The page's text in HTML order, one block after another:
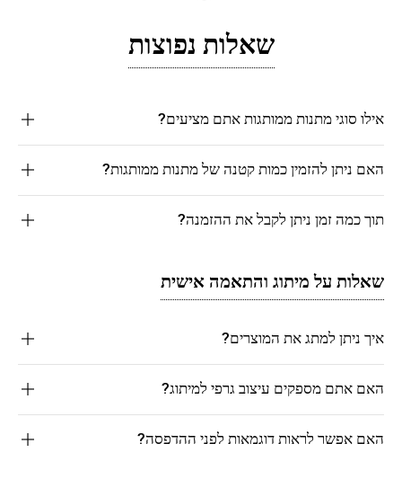
שאלות נפוצות
אילו סוגי מתנות ממותגות אתם מציעים?
האם ניתן להזמין כמות קטנה של מתנות ממותגות?
תוך כמה זמן ניתן לקבל את ההזמנה?
שאלות על מיתוג והתאמה אישית
איך ניתן למתג את המוצרים?
האם אתם מספקים עיצוב גרפי למיתוג?
האם אפשר לראות דוגמאות לפני ההדפסה?